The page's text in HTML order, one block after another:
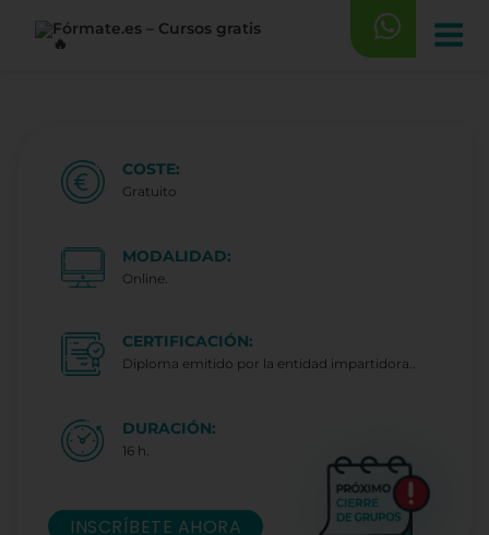
COSTE:
Gratuito
MODALIDAD:
Online.
CERTIFICACIÓN:
Diploma emitido por la entidad impartidora..
DURACIÓN:
16 h.
INSCRÍBETE AHORA